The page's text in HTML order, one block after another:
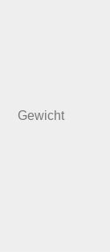
Gewicht